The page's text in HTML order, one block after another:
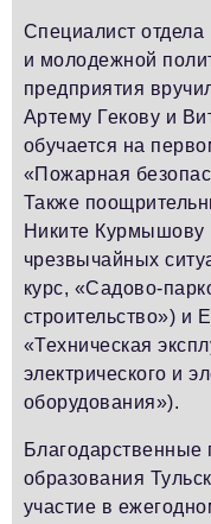
Специалист
и молодежной
предприятия
Артему Гекову и
обучается на
«Пожарная
Также
Никите Курмышову
чрезвычайных
курс, «Садово-
строительство») и
«Техническая
электрического и
оборудования»).
Благодарственные
образования
участие в